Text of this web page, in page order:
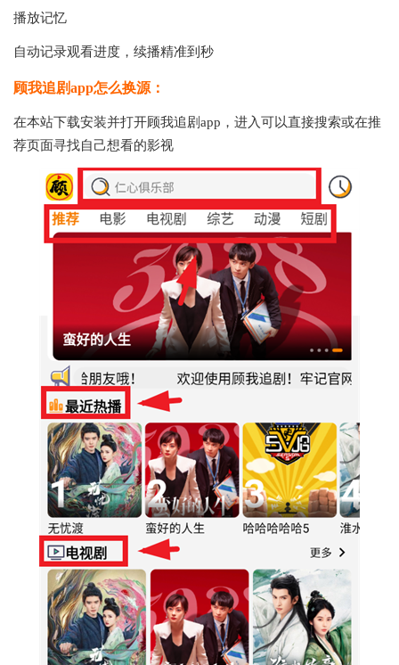
播放记忆
自动记录观看进度，续播精准到秒
顾我追剧app怎么换源：
在本站下载安装并打开顾我追剧app，进入可以直接搜索或在推
荐页面寻找自己想看的影视